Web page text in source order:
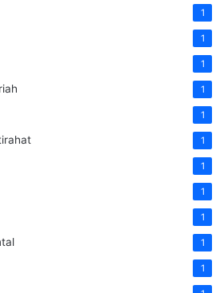
1
1
1
1
1
1
1
1
1
1
1